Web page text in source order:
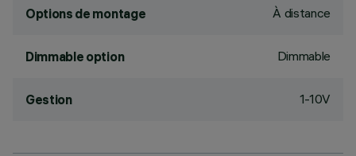
Options de montage À distance
Dimmable option Dimmable
Gestion 1-10V